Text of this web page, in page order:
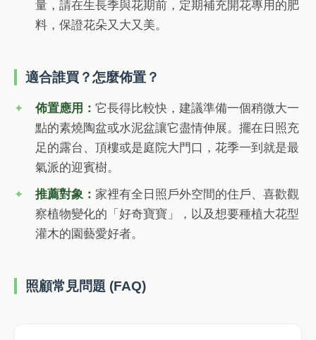
量，請在生長季與花期前，定期補充開花專用的肥
料，保證花朵又大又美。
適合誰買？怎麼佈置？
佈置應用：它長得比較快，建議準備一個稍微大一
點的素燒陶盆或水泥盆讓它盡情伸展。擺在日照充
足的露台、頂樓或是庭院大門口，花季一到就是最
氣派的迎賓樹。
推薦對象： 家裡有全日照戶外空間的住戶、喜歡觀
察植物變化的「好奇寶寶」，以及想要種植大花型
灌木的園藝愛好者。
照顧常見問題 (FAQ)